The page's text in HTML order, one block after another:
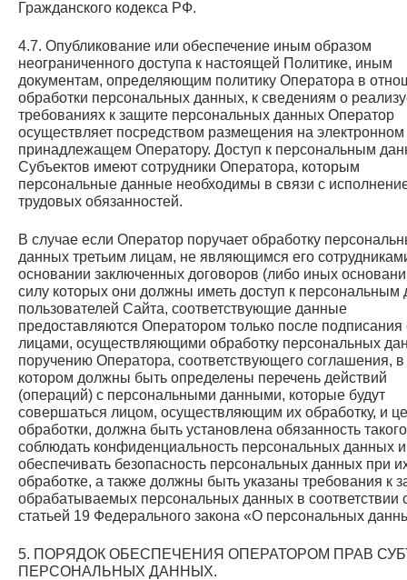
Гражданского кодекса РФ.
4.7. Опубликование или обеспечение иным образом
неограниченного доступа к настоящей Политике, иным
документам, определяющим политику Оператора в
обработки персональных данных, к сведениям о
требованиях к защите персональных данных Оператор
осуществляет посредством размещения на электронном
принадлежащем Оператору. Доступ к персональным
Субъектов имеют сотрудники Оператора, которым
персональные данные необходимы в связи с
трудовых обязанностей.
В случае если Оператор поручает обработку
данных третьим лицам, не являющимся его
основании заключенных договоров (либо иных
силу которых они должны иметь доступ к
пользователей Сайта, соответствующие данные
предоставляются Оператором только после подписания
лицами, осуществляющими обработку персональных
поручению Оператора, соответствующего соглашения, в
котором должны быть определены перечень действий
(операций) с персональными данными, которые будут
совершаться лицом, осуществляющим их обработку, и
обработки, должна быть установлена обязанность
соблюдать конфиденциальность персональных данных и
обеспечивать безопасность персональных данных при
обработке, а также должны быть указаны требования к
обрабатываемых персональных данных в соответствии
статьей 19 Федерального закона «О персональных
5. ПОРЯДОК ОБЕСПЕЧЕНИЯ ОПЕРАТОРОМ ПРАВ
ПЕРСОНАЛЬНЫХ ДАННЫХ.